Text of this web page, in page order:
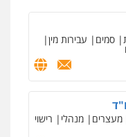
סמים עבירות מין
מעצרים מנהלי רישוי